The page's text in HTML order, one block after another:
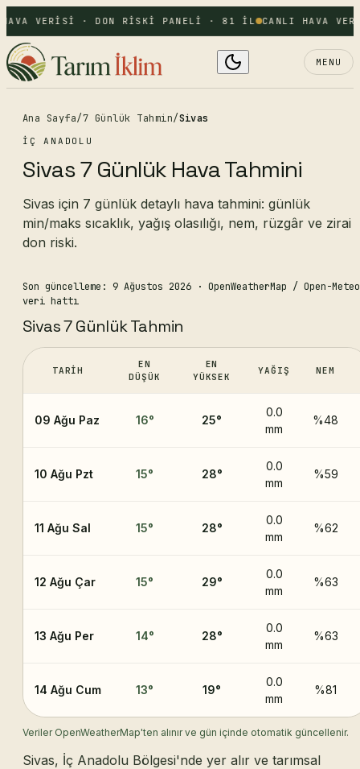
VERISI · DON RISKI PANELI · 81 IL CANLI HAVA
MENU
Ana Sayfa/7 Günlük Tahmin/Sivas
İÇ ANADOLU
Sivas 7 Günlük Hava Tahmini
Sivas için 7 günlük detaylı hava tahmini: günlük
min/maks sıcaklık, yağış olasılığı, nem, rüzgâr ve zirai
don riski.
Son güncelleme: 9 Ağustos 2026 · OpenWeatherMap / Open-Meteo
veri hattı
Sivas 7 Günlük Tahmin
TARIH
EN
DÜŞÜK
EN
YÜKSEK
YAĞIŞ NEM
09 Ağu Paz 16° 25°
0.0
mm
%48
10 Ağu Pzt 15° 28°
0.0
mm
%59
11 Ağu Sal 15° 28°
0.0
mm
%62
12 Ağu Çar 15° 29°
0.0
mm
%63
13 Ağu Per 14° 28°
0.0
mm
%63
14 Ağu Cum 13° 19°
0.0
mm
%81
Veriler OpenWeatherMap'ten alınır ve gün içinde otomatik güncellenir.
Sivas, İç Anadolu Bölgesi'nde yer alır ve tarımsal